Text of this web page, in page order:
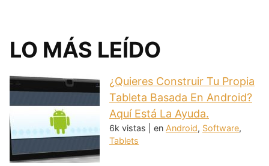
LO MÁS LEÍDO
¿Quieres Construir Tu Propia
Tableta Basada En Android?
Aquí Está La Ayuda.
6k vistas en Android, Software,
Tablets